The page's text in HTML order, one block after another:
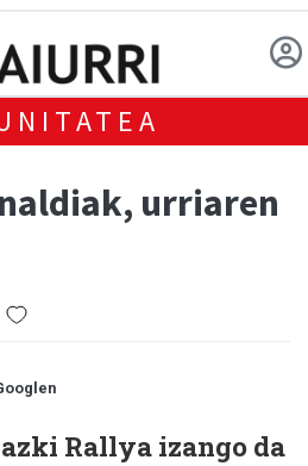
urriaren
Rallya izango da